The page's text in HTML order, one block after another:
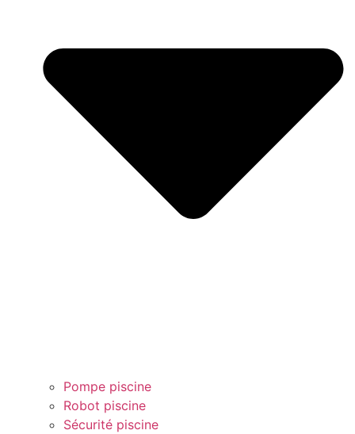
Pompe piscine
Robot piscine
Sécurité piscine